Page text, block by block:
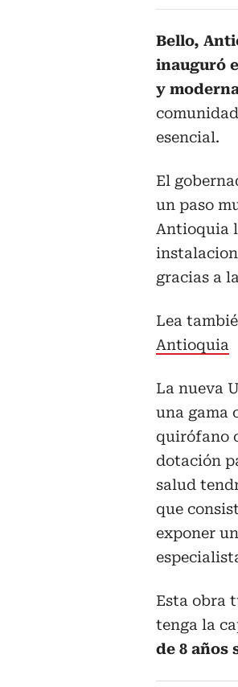
Bello,
inauguró
y
esencial.
El
un paso
Antioquia
gracias a
Lea
Antioquia
La nueva
una gama
quirófano
dotación
salud
que
exponer
Esta obra
tenga la
de 8 años